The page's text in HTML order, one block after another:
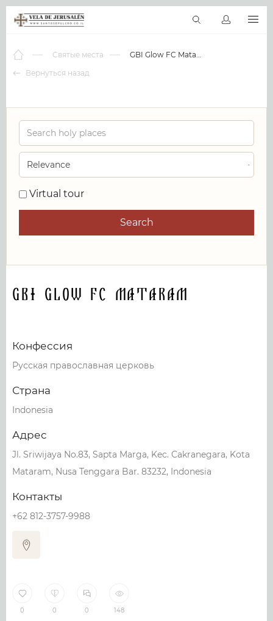
Виртуальные туры
RU
Вернуться назад
Святые места GBI Glow FC Mataram
Virtual tour
Search
GBI Glow FC Mataram
Конфессия
Русская православная церковь
Страна
Indonesia
Адрес
Jl. Sriwijaya No.83, Sapta Marga, Kec. Cakranegara, Kota
Mataram, Nusa Tenggara Bar. 83232, Indonesia
Контакты
+62 812-3757-9988
0 0 0 148